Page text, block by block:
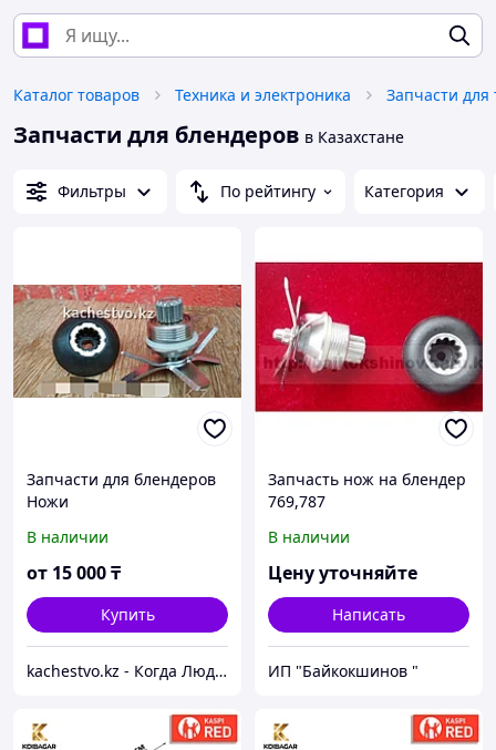
Каталог товаров Техника и электроника
Запчасти для блендеров в Казахстане
Фильтры По рейтингу Категория
Запчасти для блендеров
Ножи
В наличии
от 15 000₸
Купить
kachestvo.kz - Когда Люди приходят к нам они Выбирают Качество
Запчасть нож на блендер
769,787
В наличии
Цену уточняйте
Написать
ИП "Байкокшинов "